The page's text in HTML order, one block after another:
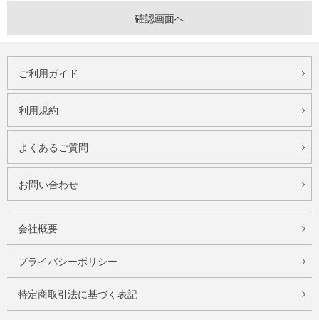
ご利用ガイド
利用規約
よくあるご質問
お問い合わせ
会社概要
プライバシーポリシー
特定商取引法に基づく表記